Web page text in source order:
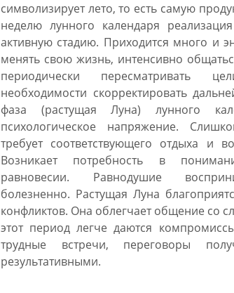
символизирует лето, то есть самую
неделю лунного календаря
активную стадию. Приходится много и
менять свою жизнь, интенсивно
периодически пересматривать
необходимости скорректировать
фаза (растущая Луна) лунного
психологическое напряжение.
требует соответствующего отдыха и
Возникает потребность в
равновесии. Равнодушие
болезненно. Растущая Луна
конфликтов. Она облегчает общение со
этот период легче даются
трудные встречи, переговоры
результативными.